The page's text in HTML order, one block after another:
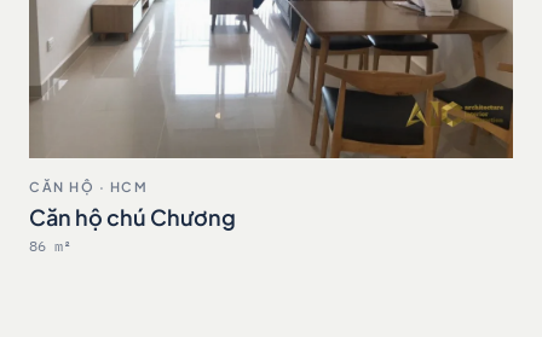
CĂN HỘ · HCM
Căn hộ chú Chương
86 m²